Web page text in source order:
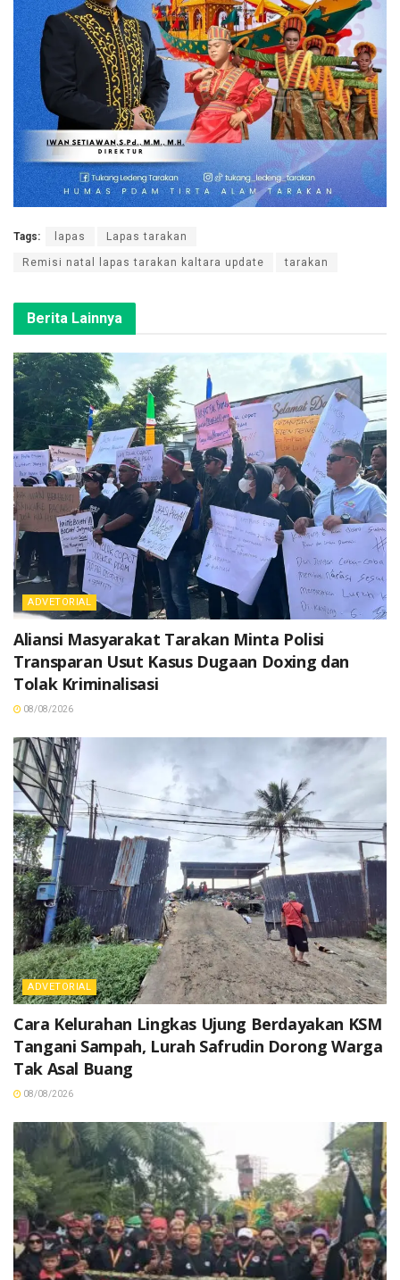
Tags: lapas Lapas tarakan
Remisi natal lapas tarakan kaltara update tarakan
Berita Lainnya
ADVETORIAL
Aliansi Masyarakat Tarakan Minta Polisi
Transparan Usut Kasus Dugaan Doxing dan
Tolak Kriminalisasi
08/08/2026
ADVETORIAL
Cara Kelurahan Lingkas Ujung Berdayakan KSM
Tangani Sampah, Lurah Safrudin Dorong Warga
Tak Asal Buang
08/08/2026